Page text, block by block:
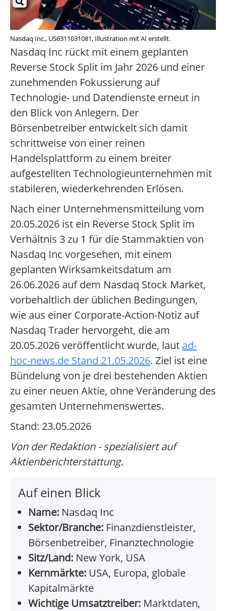
Nasdaq Inc., US6311031081, Illustration mit AI erstellt.
Nasdaq Inc rückt mit einem geplanten
Reverse Stock Split im Jahr 2026 und einer
zunehmenden Fokussierung auf
Technologie- und Datendienste erneut in
den Blick von Anlegern. Der
Börsenbetreiber entwickelt sich damit
schrittweise von einer reinen
Handelsplattform zu einem breiter
aufgestellten Technologieunternehmen mit
stabileren, wiederkehrenden Erlösen.
Nach einer Unternehmensmitteilung vom
20.05.2026 ist ein Reverse Stock Split im
Verhältnis 3 zu 1 für die Stammaktien von
Nasdaq Inc vorgesehen, mit einem
geplanten Wirksamkeitsdatum am
26.06.2026 auf dem Nasdaq Stock Market,
vorbehaltlich der üblichen Bedingungen,
wie aus einer Corporate-Action-Notiz auf
Nasdaq Trader hervorgeht, die am
20.05.2026 veröffentlicht wurde, laut ad-
hoc-news.de Stand 21.05.2026. Ziel ist eine
Bündelung von je drei bestehenden Aktien
zu einer neuen Aktie, ohne Veränderung des
gesamten Unternehmenswertes.
Stand: 23.05.2026
Von der Redaktion - spezialisiert auf
Aktienberichterstattung.
Auf einen Blick
Name: Nasdaq Inc
Sektor/Branche: Finanzdienstleister,
Börsenbetreiber, Finanztechnologie
Sitz/Land: New York, USA
Kernmärkte: USA, Europa, globale
Kapitalmärkte
Wichtige Umsatztreiber: Marktdaten,